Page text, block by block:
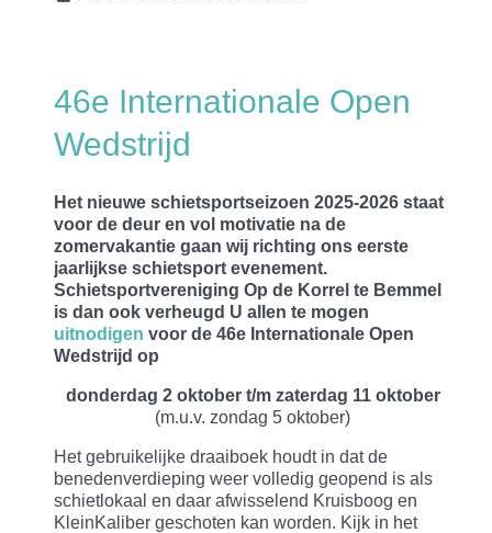
46e Internationale Open
Wedstrijd
Het nieuwe schietsportseizoen 2025-2026 staat
voor de deur en vol motivatie na de
zomervakantie gaan wij richting ons eerste
jaarlijkse schietsport evenement.
Schietsportvereniging Op de Korrel te Bemmel
is dan ook verheugd U allen te mogen
uitnodigen voor de 46e Internationale Open
Wedstrijd op
donderdag 2 oktober t/m zaterdag 11 oktober
(m.u.v. zondag 5 oktober)
Het gebruikelijke draaiboek houdt in dat de
benedenverdieping weer volledig geopend is als
schietlokaal en daar afwisselend Kruisboog en
KleinKaliber geschoten kan worden. Kijk in het